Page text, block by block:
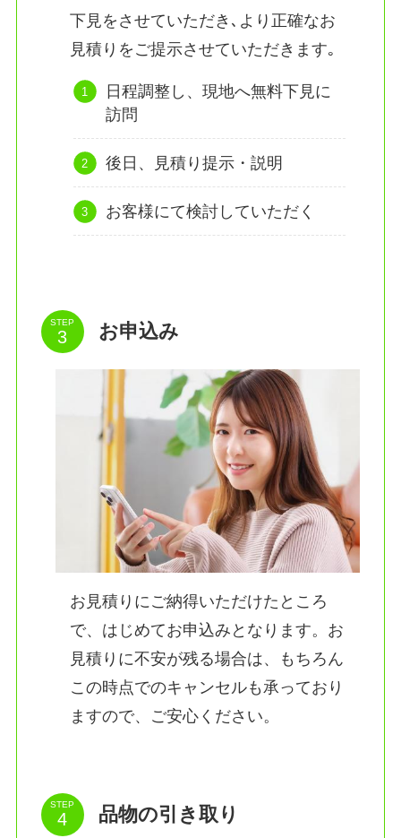
下見をさせていただき､より正確なお
見積りをご提示させていただきます｡
日程調整し、現地へ無料下見に
訪問
後日、見積り提示・説明
お客様にて検討していただく
STEP お申込み
お見積りにご納得いただけたところ
で、はじめてお申込みとなります。お
見積りに不安が残る場合は、もちろん
この時点でのキャンセルも承っており
ますので、ご安心ください。
STEP 品物の引き取り